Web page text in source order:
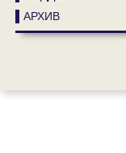
▌АРХИВ